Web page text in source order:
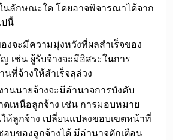
นลักษณะใด โดยอาจพิจารณาได้จาก
นี้
งจะมีความมุ่งหวังที่ผลสำเร็จของ
ญ เช่น ผู้รับจ้างจะมีอิสระในการ
นที่จ้างให้สำเร็จลุล่วง
านนายจ้างจะมีอำนาจการบังคับ
ดเหนือลูกจ้าง เช่น การมอบหมาย
ห้ลูกจ้าง เปลี่ยนแปลงขอบเขตหน้าที่
บของลูกจ้างได้ มีอำนาจตักเตือน